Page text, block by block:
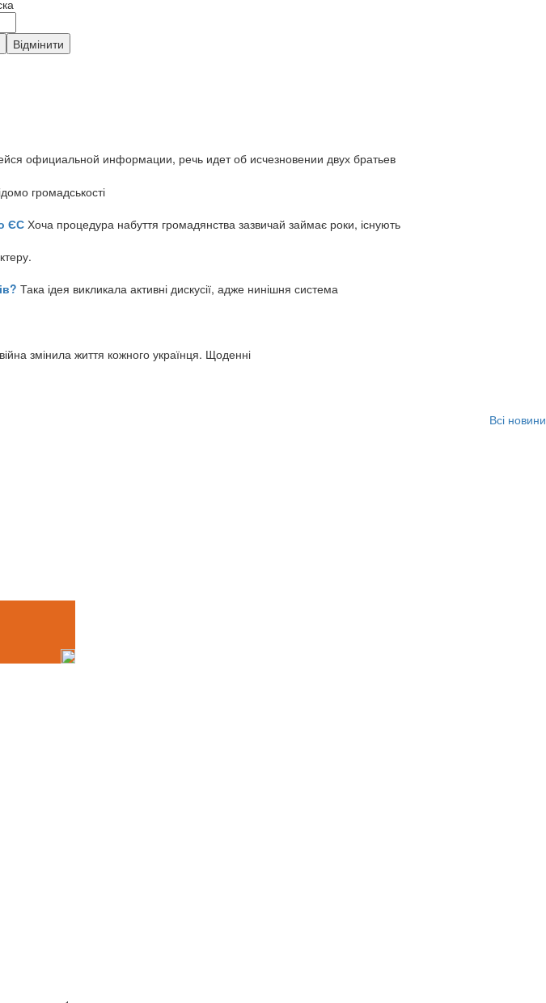
официальной информации, речь идет об исчезновении двух братьев
громадськості
ЄС Хоча процедура набуття громадянства зазвичай займає роки, існують
Така ідея викликала активні дискусії, адже нинішня система
змінила життя кожного українця. Щоденні
Всі новини